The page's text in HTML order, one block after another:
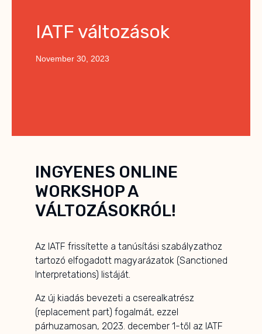
IATF változások
November 30, 2023
INGYENES ONLINE
WORKSHOP A
VÁLTOZÁSOKRÓL!
Az IATF frissítette a tanúsítási szabályzathoz
tartozó elfogadott magyarázatok (Sanctioned
Interpretations) listáját.
Az új kiadás bevezeti a cserealkatrész
(replacement part) fogalmát, ezzel
párhuzamosan, 2023. december 1-től az IATF